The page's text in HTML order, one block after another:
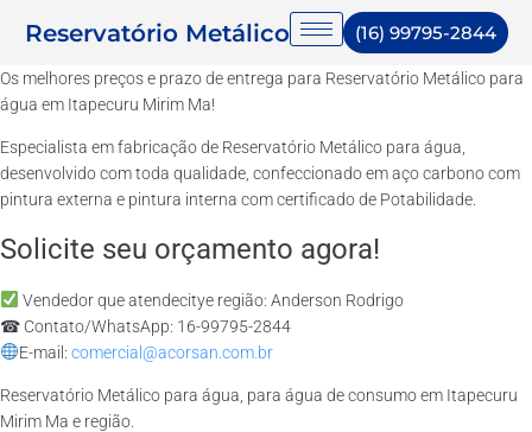
Reservatório Metálico (16) 99795-2844
Os melhores preços e prazo de entrega para Reservatório Metálico para
água em Itapecuru Mirim Ma!
Especialista em fabricação de Reservatório Metálico para água,
desenvolvido com toda qualidade, confeccionado em aço carbono com
pintura externa e pintura interna com certificado de Potabilidade.
Solicite seu orçamento agora!
Vendedor que atendecitye região: Anderson Rodrigo
☎ Contato/WhatsApp: 16-99795-2844
E-mail: comercial@acorsan.com.br
Reservatório Metálico para água, para água de consumo em Itapecuru
Mirim Ma e região.